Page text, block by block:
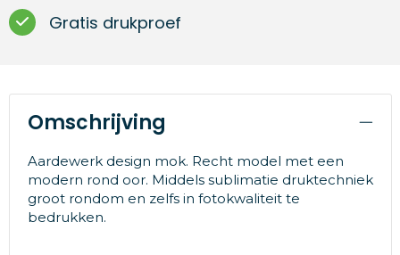
Gratis drukproef
Omschrijving
Aardewerk design mok. Recht model met een
modern rond oor. Middels sublimatie druktechniek
groot rondom en zelfs in fotokwaliteit te
bedrukken.